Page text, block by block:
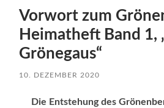
Vorwort zum
Heimatheft Band 1,
Grönegaus“
10. DEZEMBER 2020
Die Entstehung des